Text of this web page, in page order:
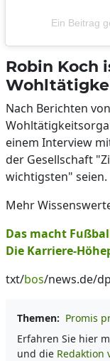
Ein Beitrag
Robin Koch
Nach Berichten
einem Interview
der Gesellschaft
wichtigsten" seien.
Mehr
Das macht
Die Karriere-
txt/bos/news.de/
Themen: Promis
Erfahren Sie hier
und die Redaktion